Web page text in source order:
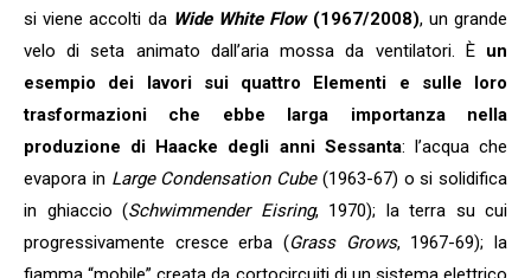
si viene accolti da Wide White Flow(1967/2008), un grande
velo di seta animato dall’aria mossa da ventilatori. È un
esempio dei lavori sui quattro Elementi e sulle loro
trasformazioni che ebbe larga importanza nella
produzione di Haacke degli anni Sessanta: l’acqua che
evapora in Large Condensation Cube(1963-67) o si solidifica
in ghiaccio (Schwimmender Eisring, 1970); la terra su cui
progressivamente cresce erba (Grass Grows, 1967-69); la